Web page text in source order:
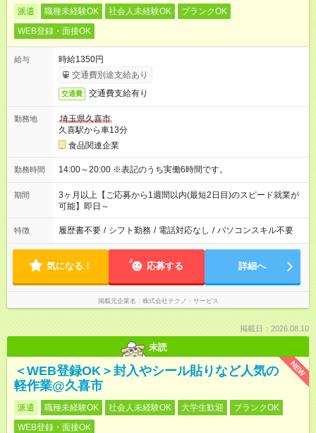
派遣 職種未経験OK 社会人未経験OK
ブランクOK
WEB登録・面接OK
給与
時給1350円
交通費別途支給あり
交通費 交通費支給有り
勤務地
埼玉県久喜市
久喜駅から車13分
食品関連企業
勤務時間 14:00～20:00 ※表記のうち実働6時間です。
期間
3ヶ月以上【ご応募から1週間以内(最短2日目)のスピード就業が
可能】即日～
特徴 履歴書不要 / シフト勤務 / 電話対応なし / パソコンスキル不要
気になる！ 応募する 詳細へ
掲載元企業名 株式会社テクノ・サービス
掲載日：2026.08.10
未読
NEW
＜WEB登録OK＞封入やシール貼りなど人気の
軽作業@久喜市
派遣 職種未経験OK 社会人未経験OK 大学生歓迎
ブランクOK
WEB登録・面接OK